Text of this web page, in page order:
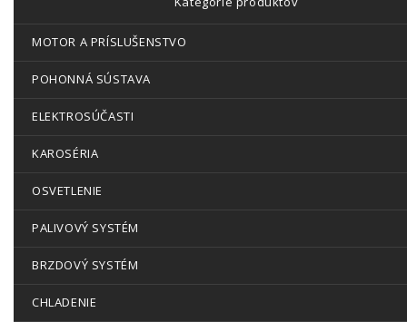
MOTOR A PRÍSLUŠENSTVO
POHONNÁ SÚSTAVA
ELEKTROSÚČASTI
KAROSÉRIA
OSVETLENIE
PALIVOVÝ SYSTÉM
BRZDOVÝ SYSTÉM
CHLADENIE